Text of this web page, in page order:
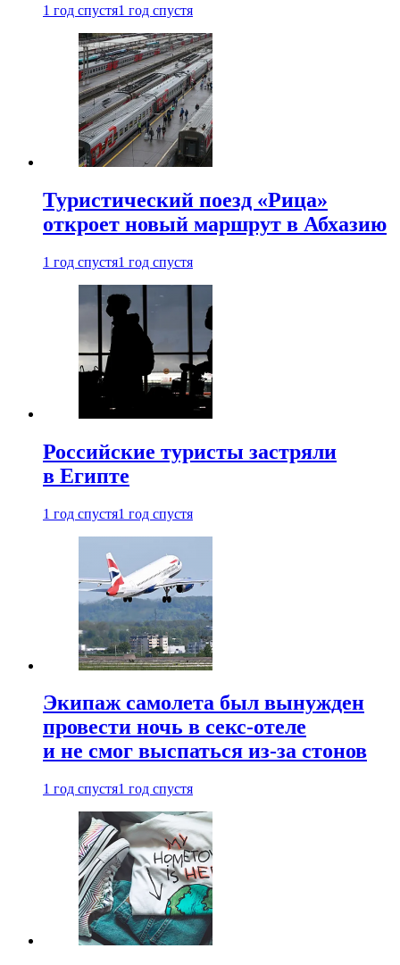
1 год спустя1 год спустя
Туристический поезд «Рица»
откроет новый маршрут в Абхазию
1 год спустя1 год спустя
Российские туристы застряли
в Египте
1 год спустя1 год спустя
Экипаж самолета был вынужден
провести ночь в секс-отеле
и не смог выспаться из-за стонов
1 год спустя1 год спустя